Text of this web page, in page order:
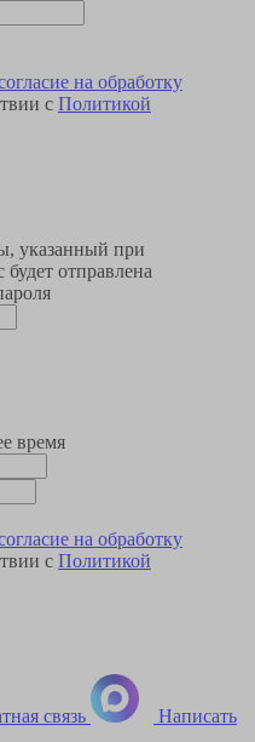
на обработку
с Политикой
указанный при
отправлена
время
на обработку
с Политикой
связь Написать